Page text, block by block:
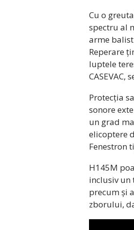
Cu o
spectru al
arme
Reperare
luptele
Protecția
sonore
un grad
elicoptere
Fenestron
H145M
inclusiv un
precum și
zborului,